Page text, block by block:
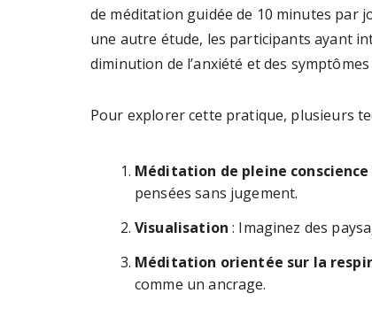
de méditation guidée de 10 minutes
une autre étude, les participants ayant
diminution de l’anxiété et des
Pour explorer cette pratique, plusieurs
Méditation de pleine conscience
pensées sans jugement.
Visualisation : Imaginez des
Méditation orientée sur la
comme un ancrage.